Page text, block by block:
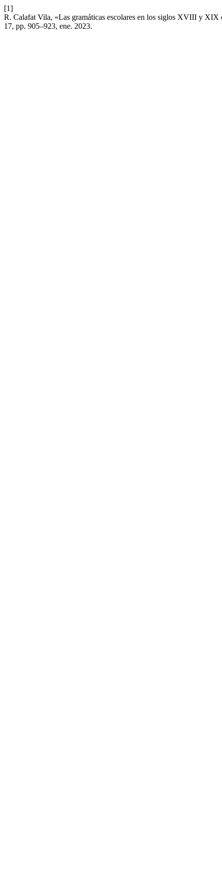
[1]
R. Calafat Vila, «Las gramáticas escolares en los siglos XVIII y
17, pp. 905–923, ene. 2023.